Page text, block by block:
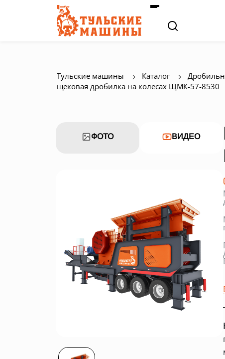
Тульские машины Каталог
щековая дробилка на колесах ЩМК-57-8530
ФОТО ВИДЕО